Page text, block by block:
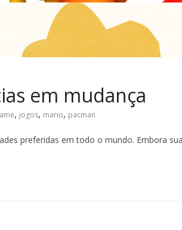
em mudança
, jogos, mario, pacman
preferidas em todo o mundo. Embora